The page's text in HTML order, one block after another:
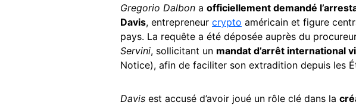
Gregorio Dalbon a officiellement demandé
Davis, entrepreneur crypto américain et figure
pays. La requête a été déposée auprès du
Servini, sollicitant un mandat d’arrêt international
Notice), afin de faciliter son extradition depuis les
Davis est accusé d’avoir joué un rôle clé dans la